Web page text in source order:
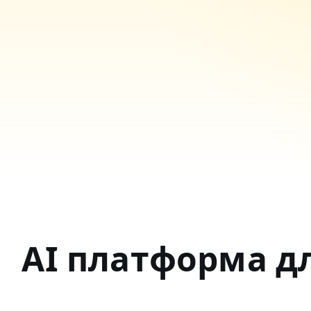
AI платформа